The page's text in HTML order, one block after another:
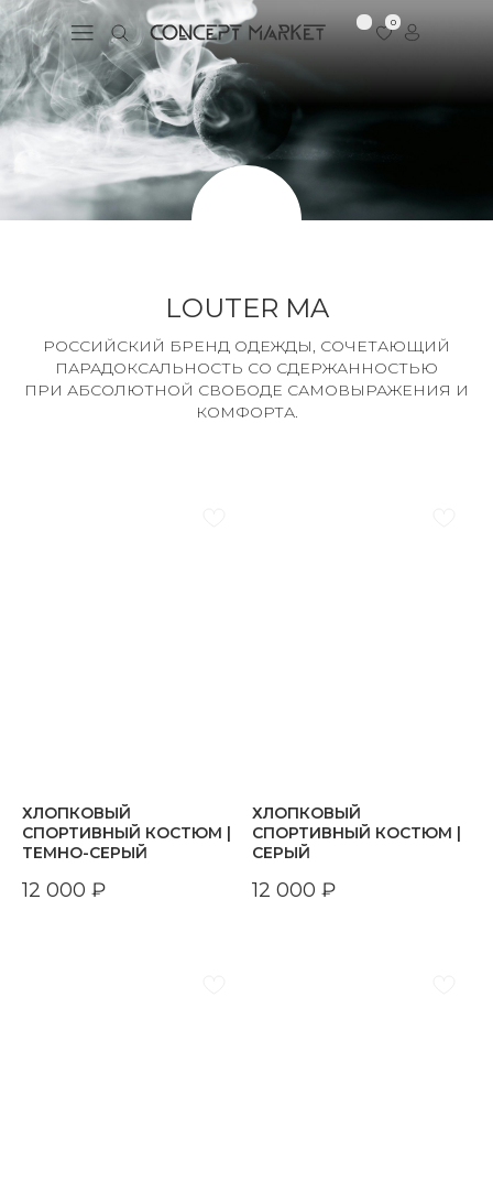
0
LOUTER MA
РОССИЙСКИЙ БРЕНД ОДЕЖДЫ, СОЧЕТАЮЩИЙ
ПАРАДОКСАЛЬНОСТЬ СО СДЕРЖАННОСТЬЮ
ПРИ АБСОЛЮТНОЙ СВОБОДЕ САМОВЫРАЖЕНИЯ И
КОМФОРТА.
ХЛОПКОВЫЙ
СПОРТИВНЫЙ КОСТЮМ |
ТЕМНО-СЕРЫЙ
12 000 ₽
ХЛОПКОВЫЙ
СПОРТИВНЫЙ КОСТЮМ |
СЕРЫЙ
12 000 ₽